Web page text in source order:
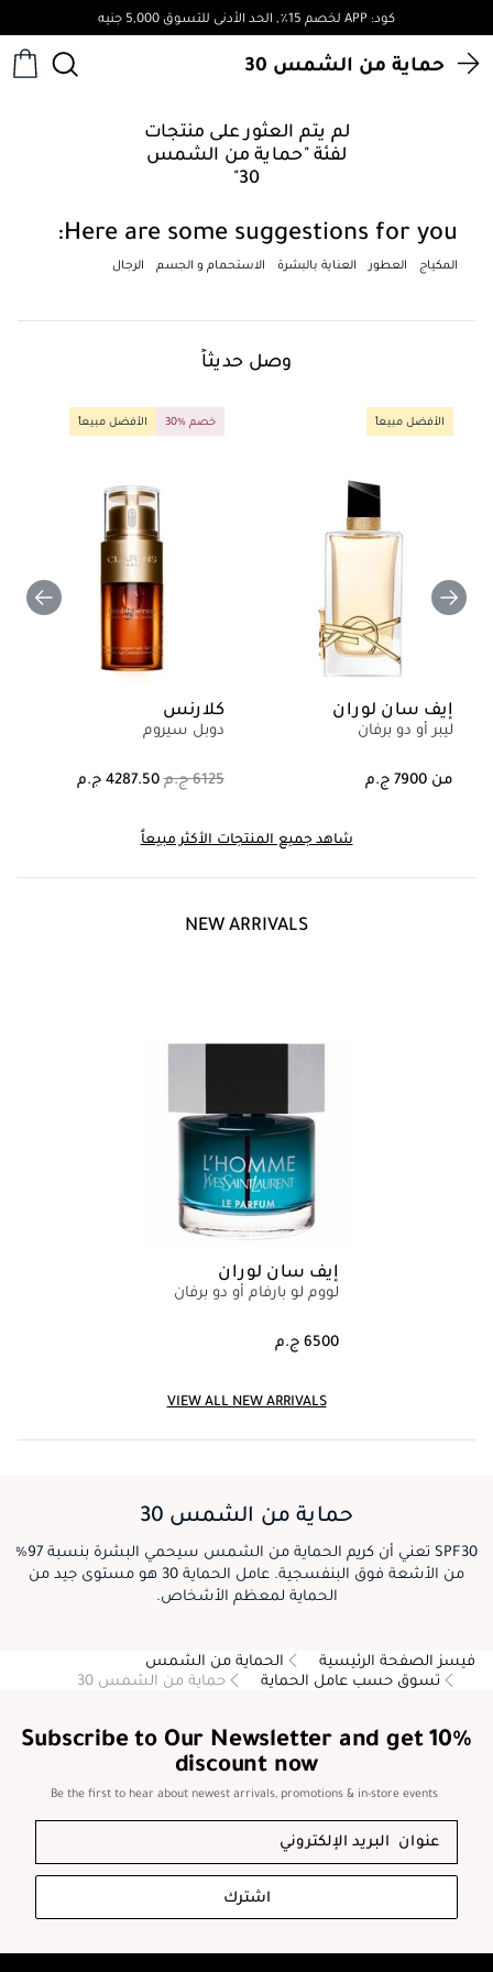
كود: APP لخصم 15٪, الحد الأدنى للتسوق 5,000 جنيه
حماية من الشمس 30
لم يتم العثور على منتجات
لفئة "حماية من الشمس
30"
Here are some suggestions for you:
المكياج العطور العناية بالبشرة الاستحمام و الجسم الرجال
وصل حديثاً
الأفضل مبيعاً
إيف سان لوران
ليبر أو دو برفان
من ⁦7900⁩ ج.م
30% خصم الأفضل مبيعاً
كلارنس
دوبل سيروم
⁦6125⁩ ج.م ⁦4287.50⁩ ج.م
شاهد جميع المنتجات الأكثر مبيعاً
NEW ARRIVALS
إيف سان لوران
لووم لو بارفام أو دو برفان
⁦6500⁩ ج.م
VIEW ALL NEW ARRIVALS
حماية من الشمس 30
SPF30 تعني أن كريم الحماية من الشمس سيحمي البشرة بنسبة 97%
من الأشعة فوق البنفسجية. عامل الحماية 30 هو مستوى جيد من
الحماية لمعظم الأشخاص.
فيسز الصفحة الرئيسية
الحماية من الشمس
تسوق حسب عامل الحماية
حماية من الشمس 30
Subscribe to Our Newsletter and get 10%
discount now
Be the first to hear about newest arrivals, promotions & in-store events
اشترك